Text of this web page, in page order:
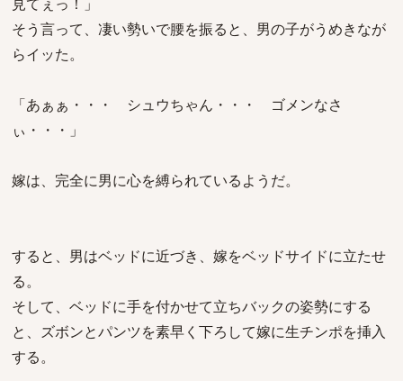
そう言って、凄い勢いで腰を振ると、男の子がうめきなが
らイッた。
「あぁぁ・・・ シュウちゃん・・・ ゴメンなさ
ぃ・・・」
嫁は、完全に男に心を縛られているようだ。
すると、男はベッドに近づき、嫁をベッドサイドに立たせ
る。
そして、ベッドに手を付かせて立ちバックの姿勢にする
と、ズボンとパンツを素早く下ろして嫁に生チンポを挿入
する。